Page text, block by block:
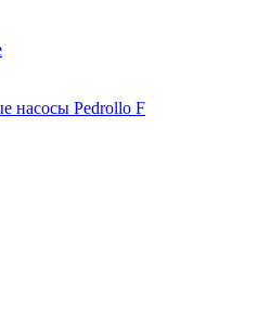
насосы Pedrollo F